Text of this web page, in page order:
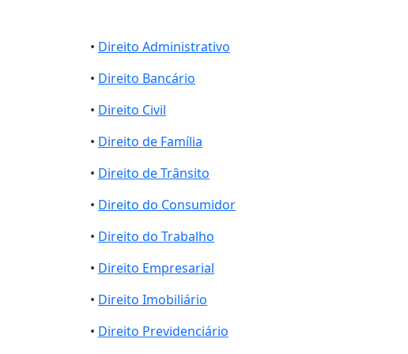
• Direito Administrativo
• Direito Bancário
• Direito Civil
• Direito de Família
• Direito de Trânsito
• Direito do Consumidor
• Direito do Trabalho
• Direito Empresarial
• Direito Imobiliário
• Direito Previdenciário